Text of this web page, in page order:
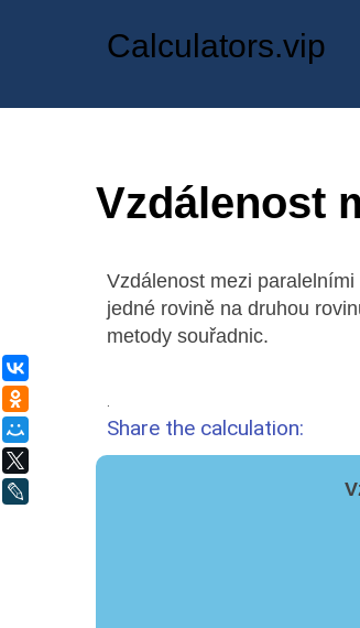
Calculators.vip
Vzdálenost
Vzdálenost mezi
jedné rovině na druhou
metody souřadnic.
Share the calculation: